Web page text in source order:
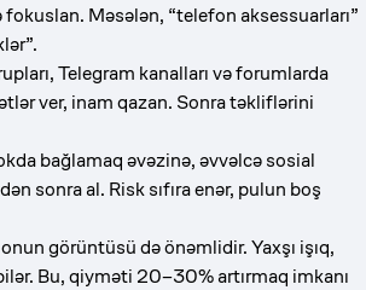
Məsələn, “telefon aksessuarları”
Telegram kanalları və forumlarda
ver, inam qazan. Sonra təkliflərini
bağlamaq əvəzinə, əvvəlcə sosial
sonra al. Risk sıfıra enər, pulun boş
görüntüsü də önəmlidir. Yaxşı işıq,
Bu, qiyməti 20–30% artırmaq imkanı